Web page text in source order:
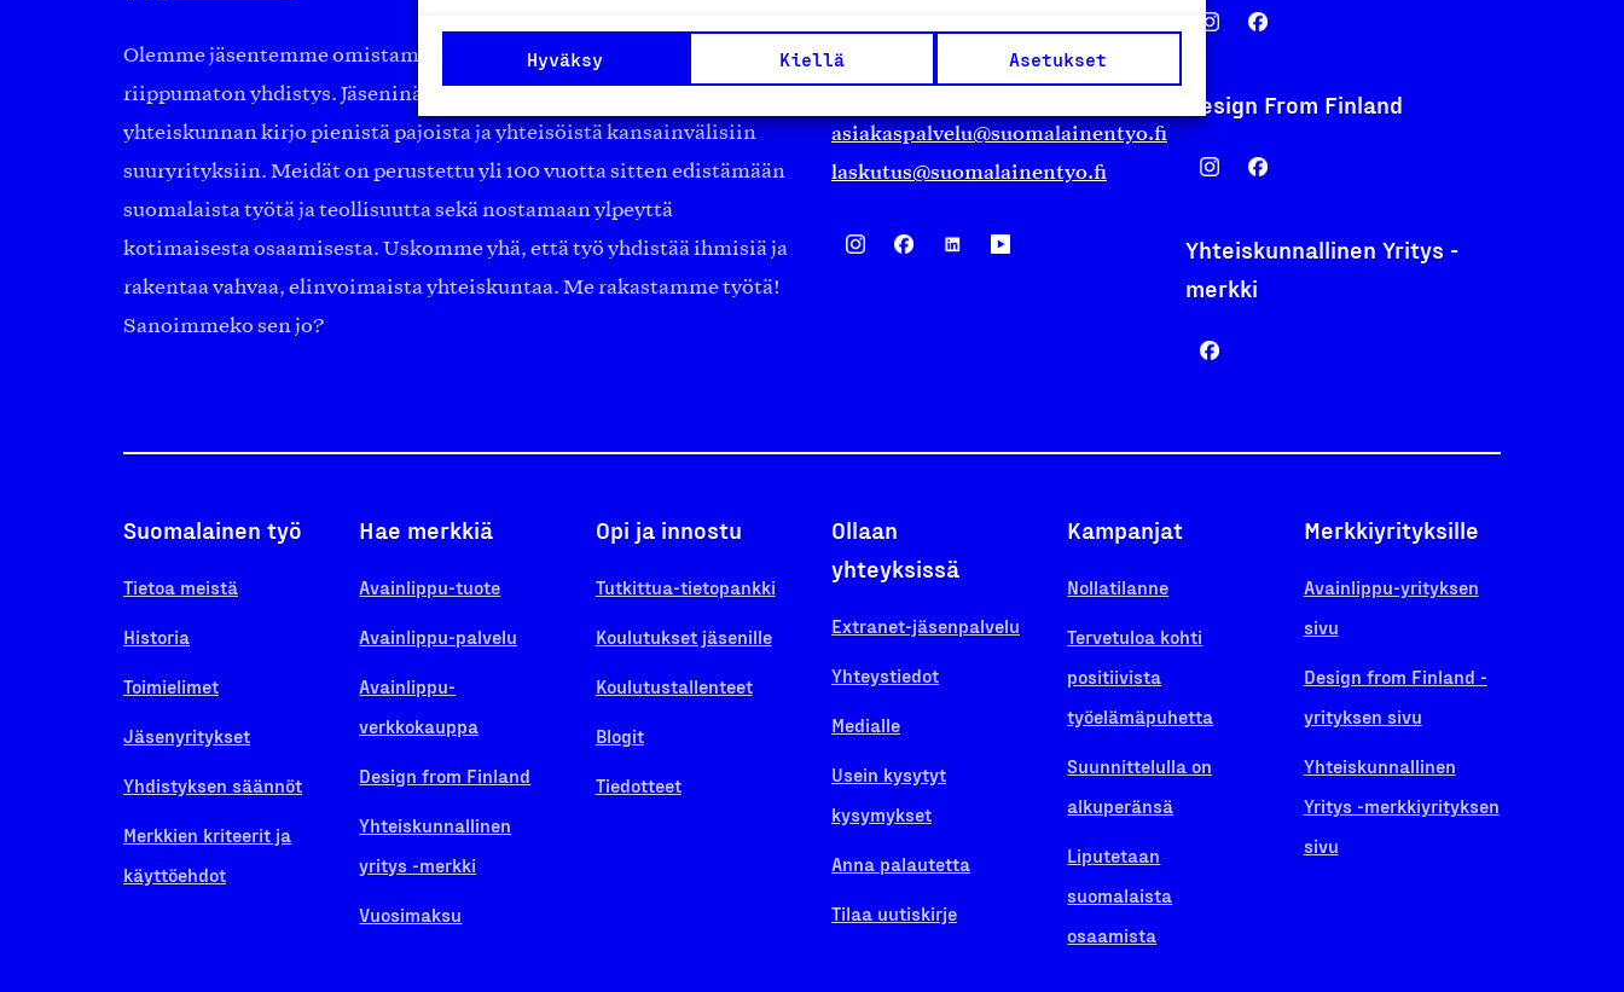
Hyväksy Kiellä Asetukset
Olemme jäsentemme omistama puolueeton, työmarkkinajärjestöistä
riippumaton yhdistys. Jäseninämme on koko suomalaisen
yhteiskunnan kirjo pienistä pajoista ja yhteisöistä kansainvälisiin
suuryrityksiin. Meidät on perustettu yli 100 vuotta sitten edistämään
suomalaista työtä ja teollisuutta sekä nostamaan ylpeyttä
kotimaisesta osaamisesta. Uskomme yhä, että työ yhdistää ihmisiä ja
rakentaa vahvaa, elinvoimaista yhteiskuntaa. Me rakastamme työtä!
Sanoimmeko sen jo?
00130 Helsinki
asiakaspalvelu@suomalainentyo.fi
laskutus@suomalainentyo.fi
Design From Finland
Yhteiskunnallinen Yritys -
merkki
Suomalainen työ
Tietoa meistä
Historia
Toimielimet
Jäsenyritykset
Yhdistyksen säännöt
Merkkien kriteerit ja
käyttöehdot
Hae merkkiä
Avainlippu-tuote
Avainlippu-palvelu
Avainlippu-
verkkokauppa
Design from Finland
Yhteiskunnallinen
yritys -merkki
Vuosimaksu
Opi ja innostu
Tutkittua-tietopankki
Koulutukset jäsenille
Koulutustallenteet
Blogit
Tiedotteet
Ollaan
yhteyksissä
Extranet-jäsenpalvelu
Yhteystiedot
Medialle
Usein kysytyt
kysymykset
Anna palautetta
Tilaa uutiskirje
Kampanjat
Nollatilanne
Tervetuloa kohti
positiivista
työelämäpuhetta
Suunnittelulla on
alkuperänsä
Liputetaan
suomalaista
osaamista
Merkkiyrityksille
Avainlippu-yrityksen
sivu
Design from Finland -
yrityksen sivu
Yhteiskunnallinen
Yritys -merkkiyrityksen
sivu